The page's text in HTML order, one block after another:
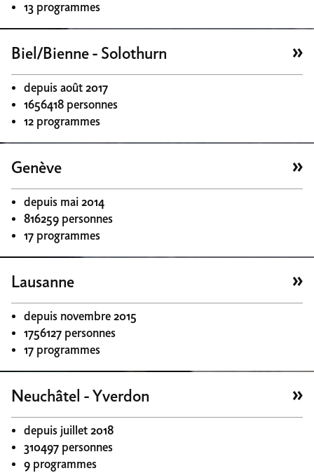
13 programmes
Biel/Bienne - Solothurn
depuis août 2017
1656418 personnes
12 programmes
Genève
depuis mai 2014
816259 personnes
17 programmes
Lausanne
depuis novembre 2015
1756127 personnes
17 programmes
Neuchâtel - Yverdon
depuis juillet 2018
310497 personnes
9 programmes